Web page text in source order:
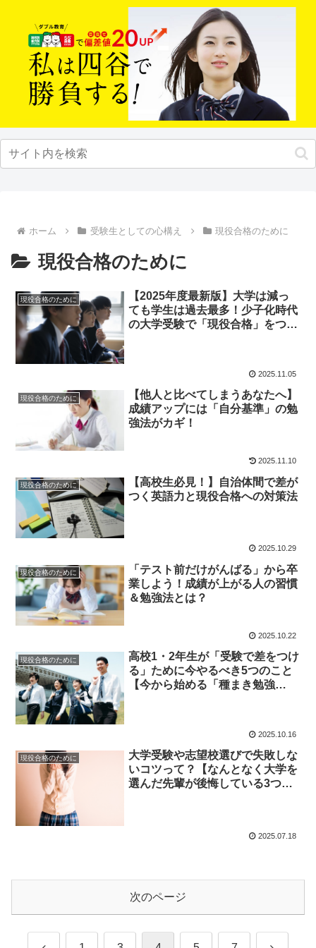
ホーム 受験生としての心構え 現役合格のために
現役合格のために
現役合格のために
【2025年度最新版】大学は減っ
ても学生は過去最多！少子化時代
の大学受験で「現役合格」をつか
2025.11.05
現役合格のために
【他人と比べてしまうあなたへ】
成績アップには「自分基準」の勉
強法がカギ！
2025.11.10
現役合格のために
【高校生必見！】自治体間で差が
つく英語力と現役合格への対策法
2025.10.29
現役合格のために
「テスト前だけがんばる」から卒
業しよう！成績が上がる人の習慣
＆勉強法とは？
2025.10.22
現役合格のために
高校1・2年生が「受験で差をつけ
る」ために今やるべき5つのこと
【今から始める「種まき勉強
2025.10.16
現役合格のために
大学受験や志望校選びで失敗しな
いコツって？【なんとなく大学を
選んだ先輩が後悔している3つの
2025.07.18
次のページ